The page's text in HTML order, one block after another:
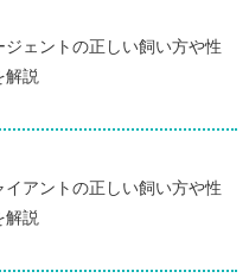
ジェントの正しい飼い方や性
解説
アントの正しい飼い方や性
解説